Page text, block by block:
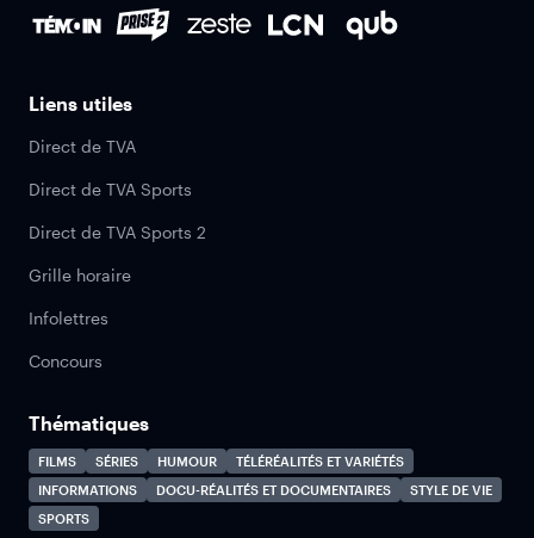
Liens utiles
Direct de TVA
Direct de TVA Sports
Direct de TVA Sports 2
Grille horaire
Infolettres
Concours
Thématiques
FILMS SÉRIES HUMOUR
TÉLÉRÉALITÉS ET VARIÉTÉS
INFORMATIONS
DOCU-RÉALITÉS ET DOCUMENTAIRES
STYLE DE VIE
SPORTS